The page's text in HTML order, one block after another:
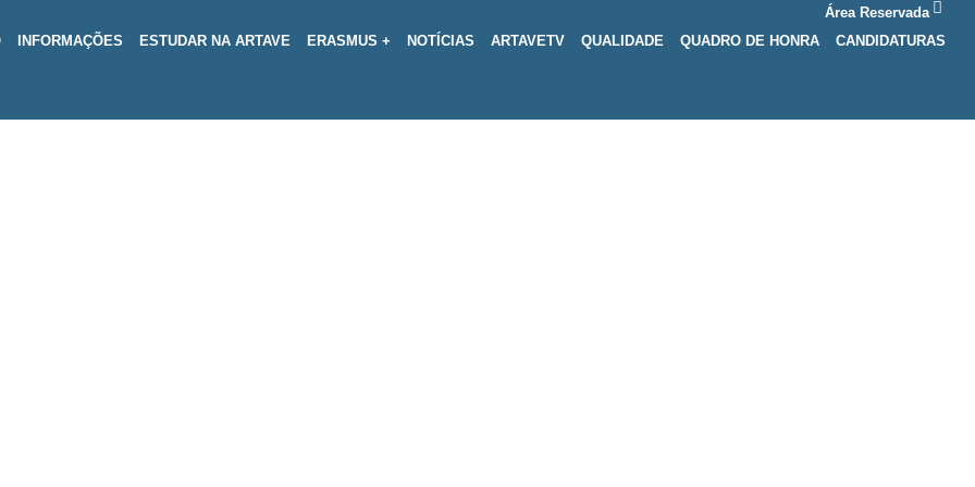
Área Reservada
INFORMAÇÕES ESTUDAR NA ARTAVE ERASMUS + NOTÍCIAS ARTAVETV QUALIDADE QUADRO DE HONRA CANDIDATURAS